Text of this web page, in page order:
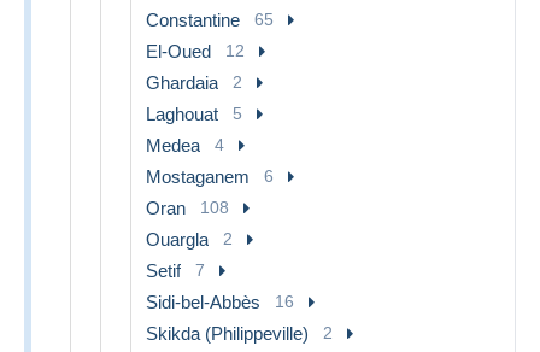
Constantine 65
El-Oued 12
Ghardaia 2
Laghouat 5
Medea 4
Mostaganem 6
Oran 108
Ouargla 2
Setif 7
Sidi-bel-Abbès 16
Skikda (Philippeville) 2